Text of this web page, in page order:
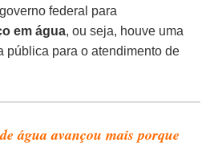
federal para
em água, ou seja, houve uma
pública para o atendimento de
água avançou mais porque